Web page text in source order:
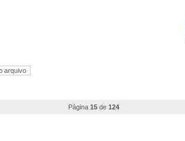
Página 15 de 124